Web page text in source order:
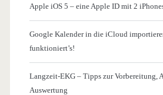
Apple iOS 5 – eine Apple ID mit 2
Google Kalender in die iCloud
funktioniert’s!
Langzeit-EKG – Tipps zur Vorbereitung,
Auswertung